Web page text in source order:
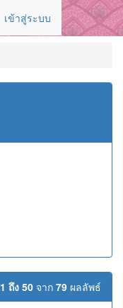
เข้าสู่ระบบ
1 ถึง 50 จาก 79 ผลลัพธ์